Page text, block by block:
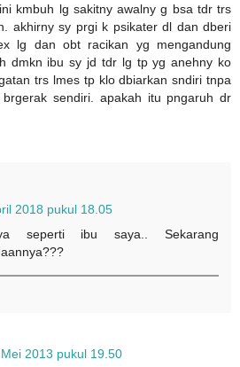
kmbuh lg sakitny awalny g bsa tdr trs
akhirny sy prgi k psikater dl dan dberi
lg dan obt racikan yg mengandung
dmkn ibu sy jd tdr lg tp yg anehny ko
trs lmes tp klo dbiarkan sndiri tnpa
sendiri. apakah itu pngaruh dr
2018 pukul 18.05
seperti ibu saya.. Sekarang
2013 pukul 19.50